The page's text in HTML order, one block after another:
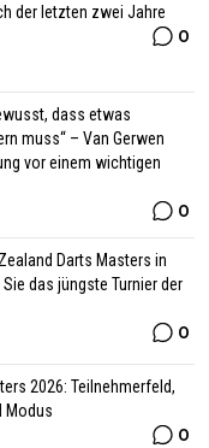
der letzten zwei Jahre
0
dass etwas
muss“ – Van Gerwen
vor einem wichtigen
0
Darts Masters in
das jüngste Turnier der
0
2026: Teilnehmerfeld,
Modus
0